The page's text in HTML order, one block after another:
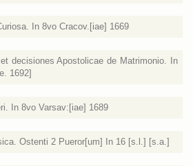
In 8vo Cracov.[iae] 1669
decisiones Apostolicae de Matrimonio. In
1692]
In 8vo Varsav:[iae] 1689
Ostenti 2 Pueror[um] In 16 [s.l.] [s.a.]